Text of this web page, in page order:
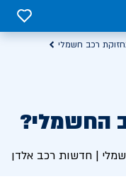
0
רכב חשמלי
החשמלי?
| חדשות רכב אלדן